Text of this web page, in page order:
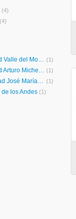
(4)
(4)
UVM - Universidad Valle del Momboy (1)
UAM - Universidad Arturo Michelena (1)
UJMV - Universidad José María Vargas (1)
los Andes (1)